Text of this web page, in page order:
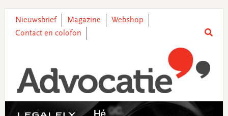
primary
main
primary
footer
Nieuwsbrief Magazine
Webshop
Contact en colofon